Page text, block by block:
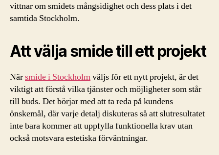
vittnar om smidets mångsidighet och dess plats i det
samtida Stockholm.
Att välja smide till ett projekt
Närsmide i Stockholmväljs för ett nytt projekt, är det
viktigt att förstå vilka tjänster och möjligheter som står
till buds. Det börjar med att ta reda på kundens
önskemål, där varje detalj diskuteras så att slutresultatet
inte bara kommer att uppfylla funktionella krav utan
också motsvara estetiska förväntningar.